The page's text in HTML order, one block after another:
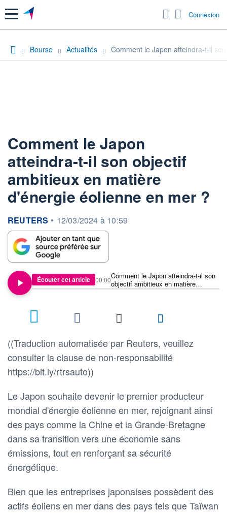
Menu Connexion
Bourse Actualités Comment le Japon atteindra-t-il
Comment le Japon
atteindra-t-il son objectif
ambitieux en matière
d'énergie éolienne en mer ?
information fournie par
REUTERS • 12/03/2024 à 10:59
Écouter cet article
Comment le Japon atteindra-t-il son
objectif ambitieux en matière
d'énergie éolienne en mer ?
00:00
((Traduction automatisée par Reuters, veuillez
consulter la clause de non-responsabilité
https://bit.ly/rtrsauto))
Le Japon souhaite devenir le premier producteur
mondial d'énergie éolienne en mer, rejoignant ainsi
des pays comme la Chine et la Grande-Bretagne
dans sa transition vers une économie sans
émissions, tout en renforçant sa sécurité
énergétique.
Bien que les entreprises japonaises possèdent des
actifs éoliens en mer dans des pays tels que Taïwan